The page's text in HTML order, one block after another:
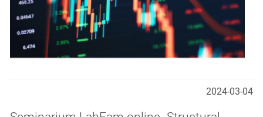
2024-03-04